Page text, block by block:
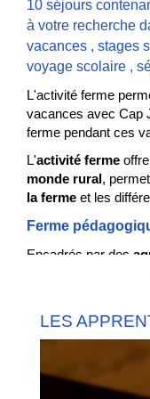
10 séjours
à votre recherche
vacances , stages
voyage scolaire ,
L'activité ferme
vacances avec Cap
ferme pendant ces
L'activité ferme
monde rural,
la ferme et les
Ferme
Encadrés par des
métier, les enfants
Les participants
des céréales
,
techniques de
LES